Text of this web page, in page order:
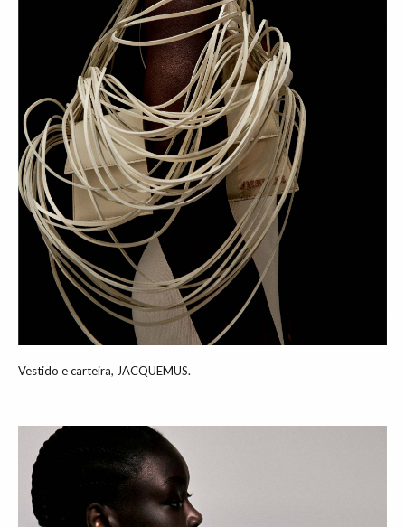
Vestido e carteira, JACQUEMUS.